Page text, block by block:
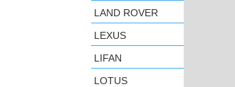
LAND ROVER
LEXUS
LIFAN
LOTUS